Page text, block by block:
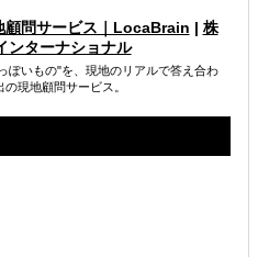
戦略・事業計画立案
顧問サービス｜LocaBrain | 株
ンターナショナル
ぽいもの"を、現地のリアルで答え合わ
現地顧問サービス。